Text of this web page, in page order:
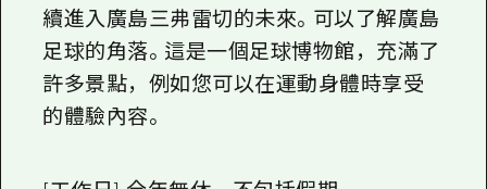
續進入廣島三弗雷切的未來。可以了解廣島
足球的角落。這是一個足球博物館，充滿了
許多景點，例如您可以在運動身體時享受
的體驗內容。